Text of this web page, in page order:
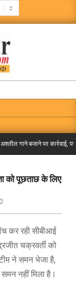
गाने बजाने पर कार्रवाई, पर
को पूछताछ के लिए
कर रही सीबीआई
चक्रवर्ती को
ने समन भेजा है,
नहीं मिला है।